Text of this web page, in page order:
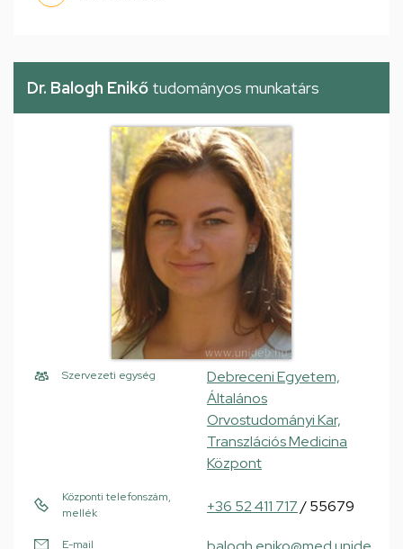
Dr. Balogh Enikő tudományos munkatárs
Szervezeti egység
Debreceni Egyetem,
Általános
Orvostudományi Kar,
Transzlációs Medicina
Központ
Központi telefonszám,
mellék
+36 52 411 717/ 55679
E-mail